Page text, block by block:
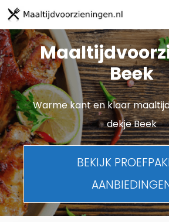
Spring
naar
inhoud
Beek
Warme kant en klaar
dekje Beek
BEKIJK